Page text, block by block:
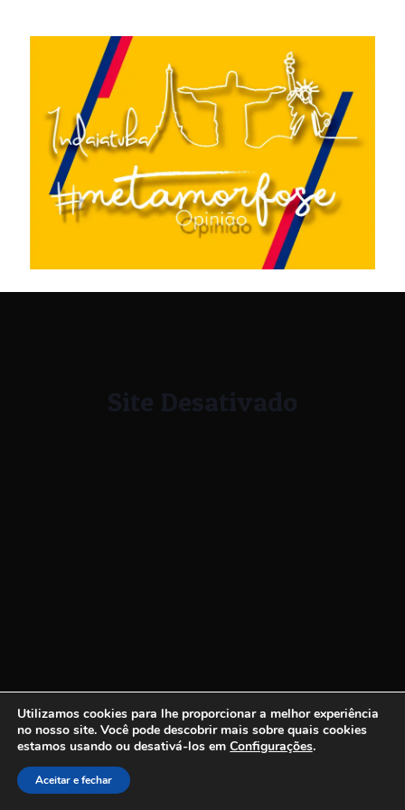
Site Desativado
Utilizamos cookies para lhe proporcionar a melhor experiência
no nosso site. Você pode descobrir mais sobre quais cookies
estamos usando ou desativá-los em Configurações.
Aceitar e fechar